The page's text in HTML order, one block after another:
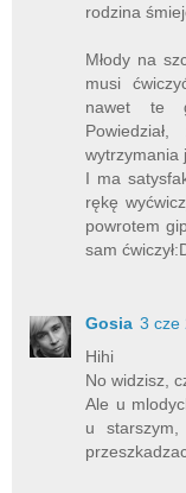
rodzina
Młody na
musi
nawet te
wytrzymania
I ma
rękę
powrotem
sam
Gosia 3 cze
Hihi
No widzisz,
Ale u
u